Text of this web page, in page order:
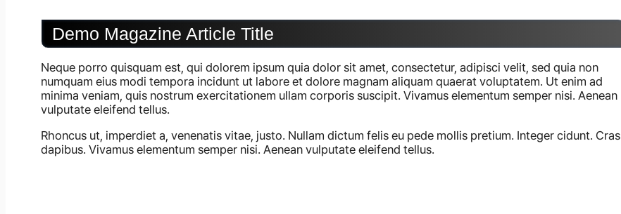
Demo Magazine Article Title
Neque porro quisquam est, qui dolorem ipsum quia dolor sit amet, consectetur, adipisci velit, sed quia non
numquam eius modi tempora incidunt ut labore et dolore magnam aliquam quaerat voluptatem. Ut enim ad
minima veniam, quis nostrum exercitationem ullam corporis suscipit. Vivamus elementum semper nisi. Aenean
vulputate eleifend tellus.
Rhoncus ut, imperdiet a, venenatis vitae, justo. Nullam dictum felis eu pede mollis pretium. Integer cidunt. Cras
dapibus. Vivamus elementum semper nisi. Aenean vulputate eleifend tellus.